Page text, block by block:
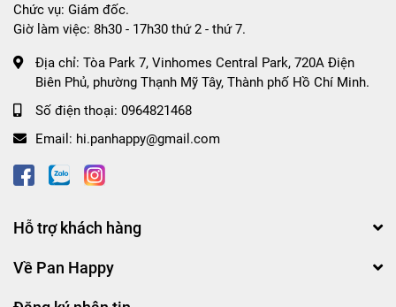
Chức vụ: Giám đốc.
Giờ làm việc: 8h30 - 17h30 thứ 2 - thứ 7.
Địa chỉ: Tòa Park 7, Vinhomes Central Park, 720A Điện
Biên Phủ, phường Thạnh Mỹ Tây, Thành phố Hồ Chí Minh.
Số điện thoại: 0964821468
Email: hi.panhappy@gmail.com
Hỗ trợ khách hàng
Về Pan Happy